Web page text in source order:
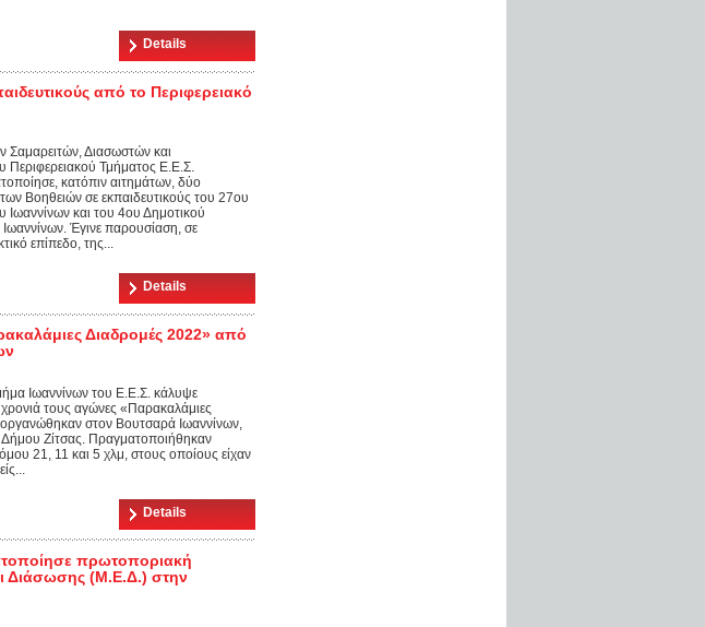
Details
από το Περιφερειακό
Διασωστών και
Τμήματος Ε.Ε.Σ.
κατόπιν αιτημάτων, δύο
Βοηθειών σε εκπαιδευτικούς του 27ου
Ιωαννίνων και του 4ου Δημοτικού
Έγινε παρουσίαση, σε
επίπεδο, της...
Details
Διαδρομές 2022» από
Ιωαννίνων του Ε.Ε.Σ. κάλυψε
χρονιά τους αγώνες «Παρακαλάμιες
στον Βουτσαρά Ιωαννίνων,
Δήμου Ζίτσας. Πραγματοποιήθηκαν
21, 11 και 5 χλμ, στους οποίους είχαν
Details
πρωτοποριακή
Διάσωσης (Μ.Ε.Δ.) στην